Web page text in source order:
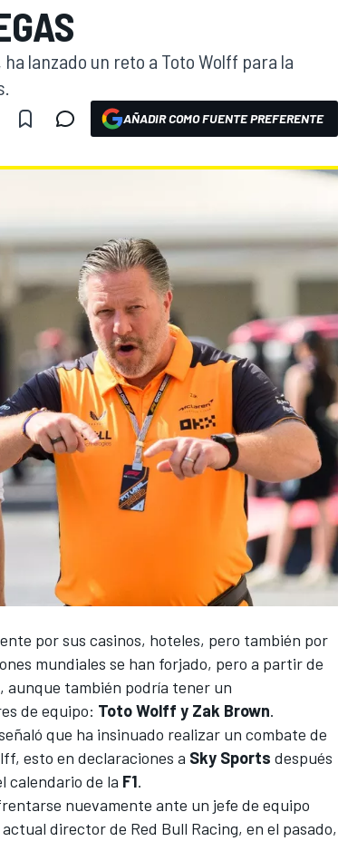
lanzado un reto a Toto Wolff para la
AÑADIR COMO FUENTE PREFERENTE
por sus casinos, hoteles, pero también por
mundiales se han forjado, pero a partir de
, aunque también podría tener un
de equipo: Toto Wolff y Zak Brown.
que ha insinuado realizar un combate de
esto en declaraciones a Sky Sports después
calendario de la F1.
nuevamente ante un jefe de equipo
actual director de Red Bull Racing, en el pasado,